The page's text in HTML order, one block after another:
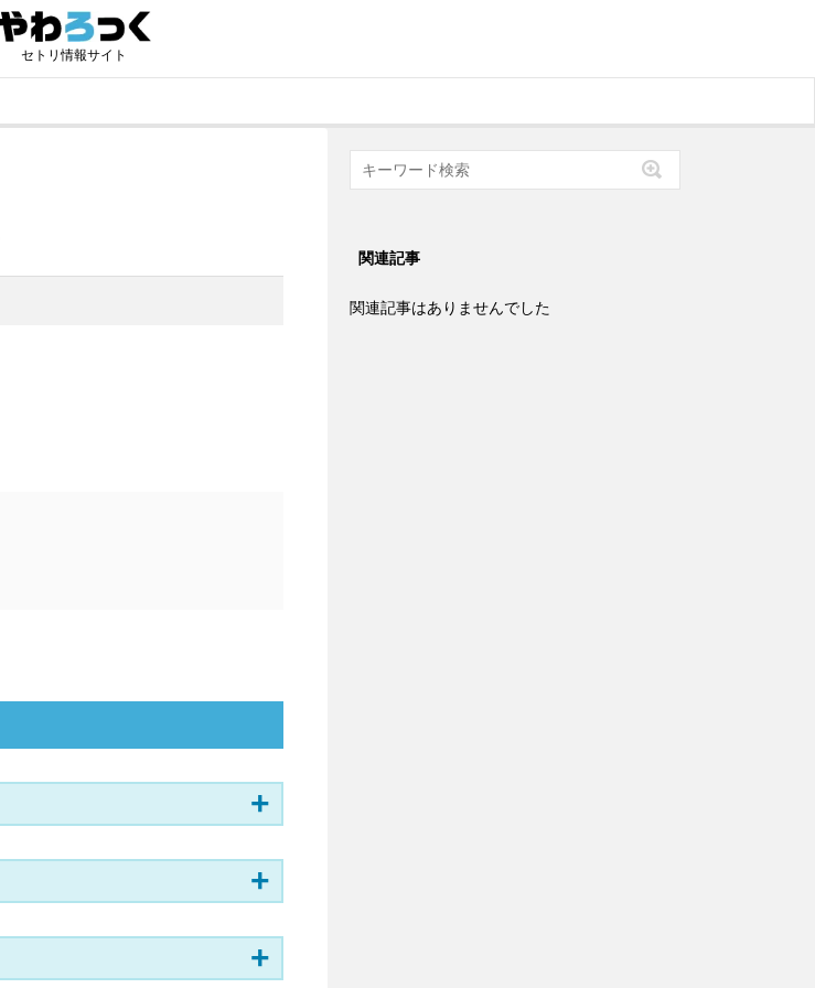
セトリ情報サイト
関連記事
関連記事はありませんでした